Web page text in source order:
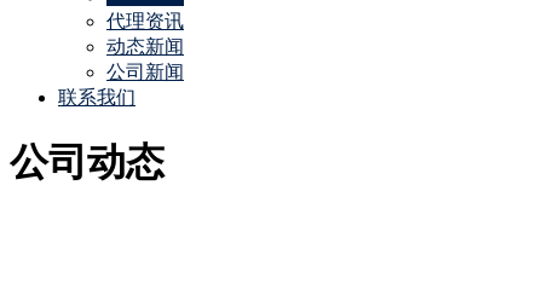
代理资讯
动态新闻
公司新闻
联系我们
公司动态